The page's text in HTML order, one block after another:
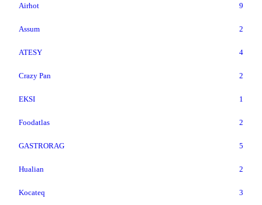
Airhot 9
Assum 2
ATESY 4
Crazy Pan 2
EKSI 1
Foodatlas 2
GASTRORAG 5
Hualian 2
Kocateq 3